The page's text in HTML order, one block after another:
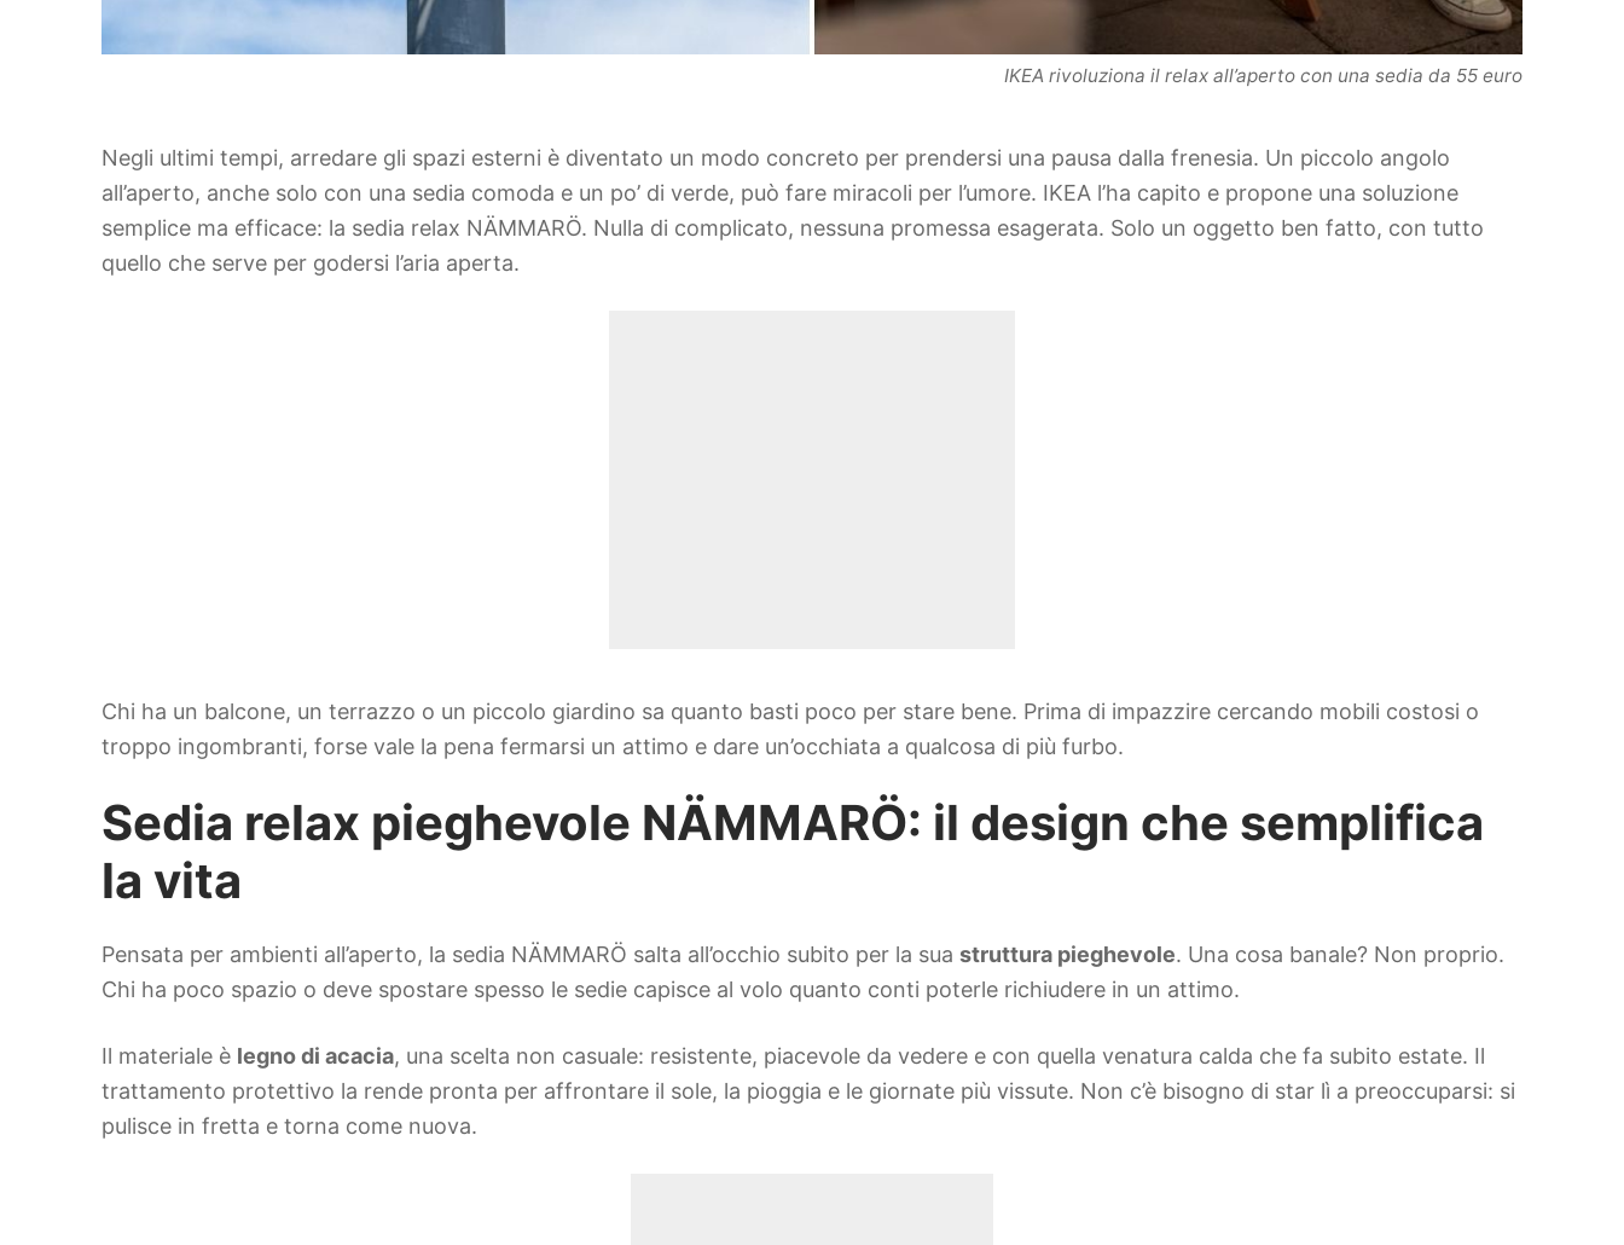
IKEA rivoluziona il relax all’aperto con una sedia da 55 euro
Negli ultimi tempi, arredare gli spazi esterni è diventato un modo concreto per prendersi una pausa dalla frenesia. Un piccolo angolo
all’aperto, anche solo con una sedia comoda e un po’ di verde, può fare miracoli per l’umore. IKEA l’ha capito e propone una soluzione
semplice ma efficace: la sedia relax NÄMMARÖ. Nulla di complicato, nessuna promessa esagerata. Solo un oggetto ben fatto, con tutto
quello che serve per godersi l’aria aperta.
Chi ha un balcone, un terrazzo o un piccolo giardino sa quanto basti poco per stare bene. Prima di impazzire cercando mobili costosi o
troppo ingombranti, forse vale la pena fermarsi un attimo e dare un’occhiata a qualcosa di più furbo.
Sedia relax pieghevole NÄMMARÖ: il design che semplifica
la vita
Pensata per ambienti all’aperto, la sedia NÄMMARÖ salta all’occhio subito per la sua struttura pieghevole. Una cosa banale? Non proprio.
Chi ha poco spazio o deve spostare spesso le sedie capisce al volo quanto conti poterle richiudere in un attimo.
Il materiale è legno di acacia, una scelta non casuale: resistente, piacevole da vedere e con quella venatura calda che fa subito estate. Il
trattamento protettivo la rende pronta per affrontare il sole, la pioggia e le giornate più vissute. Non c’è bisogno di star lì a preoccuparsi: si
pulisce in fretta e torna come nuova.